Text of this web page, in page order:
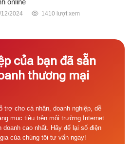
online
12/2024 1410 lượt xem
của bạn đã sẵn
thương mại
trợ cho cá nhân, doanh nghiệp, dễ
mục tiêu trên môi trường Internet
doanh cao nhất. Hãy để lại số điện
của chúng tôi tư vấn ngay!